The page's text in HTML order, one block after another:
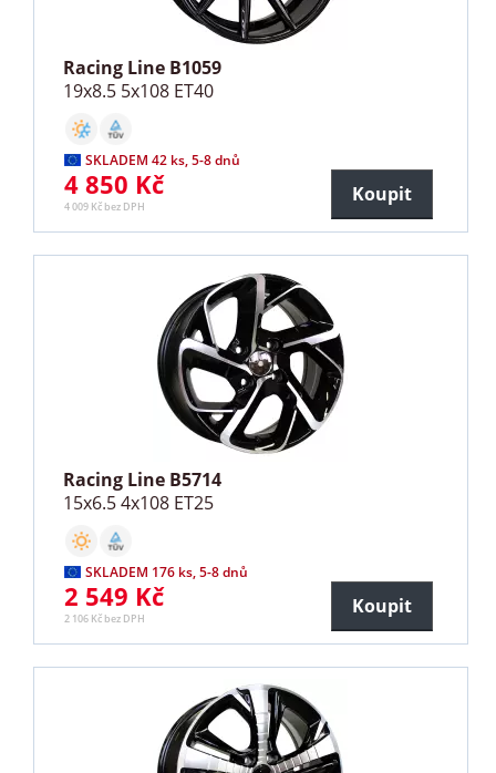
Racing Line B1059
19x8.5 5x108 ET40
SKLADEM 42 ks, 5-8 dnů
4 850 Kč
4 009 Kč bez DPH
Koupit
Racing Line B5714
15x6.5 4x108 ET25
SKLADEM 176 ks, 5-8 dnů
2 549 Kč
2 106 Kč bez DPH
Koupit